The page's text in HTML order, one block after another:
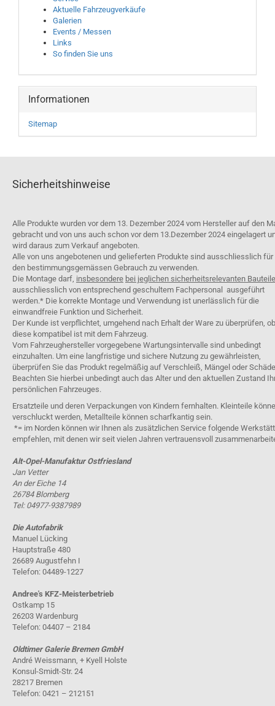
Aktuelle Fahrzeugverkäufe
Galerien
Events / Messen
Links
So finden Sie uns
Informationen
Sitemap
Sicherheitshinweise
Alle Produkte wurden vor dem 13. Dezember 2024 vom Hersteller auf den
gebracht und von uns auch schon vor dem 13.Dezember 2024 eingelagert
wird daraus zum Verkauf angeboten.
Alle von uns angebotenen und gelieferten Produkte sind ausschliesslich für
den bestimmungsgemässen Gebrauch zu verwenden.
Die Montage darf, insbesondere bei jeglichen sicherheitsrelevanten
ausschliesslich von entsprechend geschultem Fachpersonal ausgeführt
werden.* Die korrekte Montage und Verwendung ist unerlässlich für die
einwandfreie Funktion und Sicherheit.
Der Kunde ist verpflichtet, umgehend nach Erhalt der Ware zu überprüfen, ob
diese kompatibel ist mit dem Fahrzeug.
Vom Fahrzeughersteller vorgegebene Wartungsintervalle sind unbedingt
einzuhalten. Um eine langfristige und sichere Nutzung zu gewährleisten,
überprüfen Sie das Produkt regelmäßig auf Verschleiß, Mängel oder
Beachten Sie hierbei unbedingt auch das Alter und den aktuellen Zustand
persönlichen Fahrzeuges.
Ersatzteile und deren Verpackungen von Kindern fernhalten. Kleinteile
verschluckt werden, Metallteile können scharfkantig sein.
*= im Norden können wir Ihnen als zusätzlichen Service folgende
empfehlen, mit denen wir seit vielen Jahren vertrauensvoll
Alt-Opel-Manufaktur Ostfriesland
Jan Vetter
An der Eiche 14
26784 Blomberg
Tel: 04977-9387989
Die Autofabrik
Manuel Lücking
Hauptstraße 480
26689 Augustfehn I
Telefon: 04489-1227
Andree's KFZ-Meisterbetrieb
Ostkamp 15
26203 Wardenburg
Telefon: 04407 – 2184
Oldtimer Galerie Bremen GmbH
André Weissmann, + Kyell Holste
Konsul-Smidt-Str. 24
28217 Bremen
Telefon: 0421 – 212151